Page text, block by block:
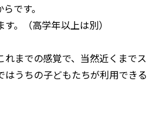
です。
。（高学年以上は別）
までの感覚で、当然近くまでス
うちの子どもたちが利用できる